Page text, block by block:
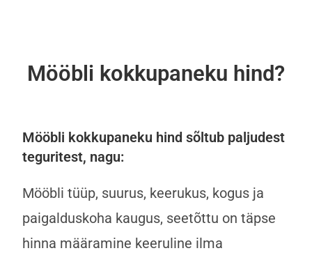
Mööbli kokkupaneku hind?
Mööbli kokkupaneku hind sõltub paljudest
teguritest, nagu:
Mööbli tüüp, suurus, keerukus, kogus ja
paigalduskoha kaugus, seetõttu on täpse
hinna määramine keeruline ilma